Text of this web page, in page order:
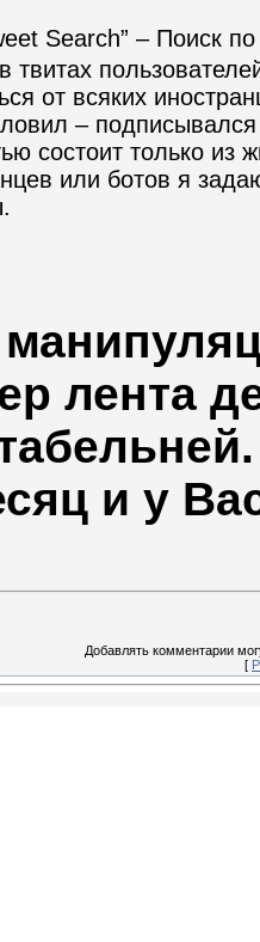
Search” – Поиск
твитах
от всяких
– подписывался
состоит только из
или ботов я
лента
и у
Добавлять комментарии
[